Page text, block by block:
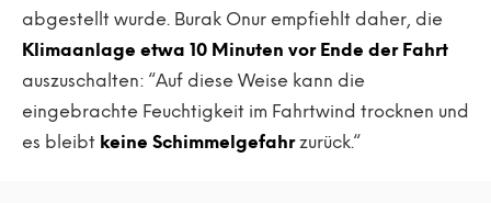
abgestellt wurde. Burak Onur empfiehlt daher, die
Klimaanlage etwa 10 Minuten vor Ende der Fahrt
auszuschalten: “Auf diese Weise kann die
eingebrachte Feuchtigkeit im Fahrtwind trocknen und
es bleibt keine Schimmelgefahrzurück.“